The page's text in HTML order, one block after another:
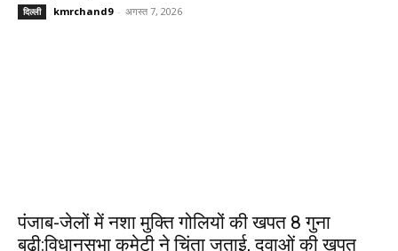
दिल्ली kmrchand9 - अगस्त 7, 2026
पंजाब-जेलों में नशा मुक्ति गोलियों की खपत 8 गुना
बढ़ी:विधानसभा कमेटी ने चिंता जताई, दवाओं की खपत